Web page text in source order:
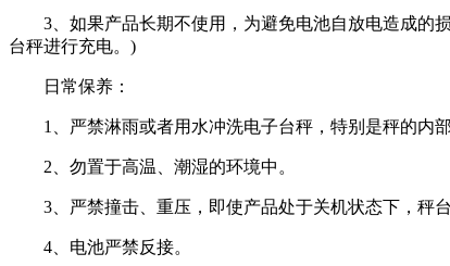
3、如果产品长期不使用，为避免电池自放电造成的损
台秤进行充电。)
日常保养：
1、严禁淋雨或者用水冲洗电子台秤，特别是秤的内部
2、勿置于高温、潮湿的环境中。
3、严禁撞击、重压，即使产品处于关机状态下，秤台
4、电池严禁反接。